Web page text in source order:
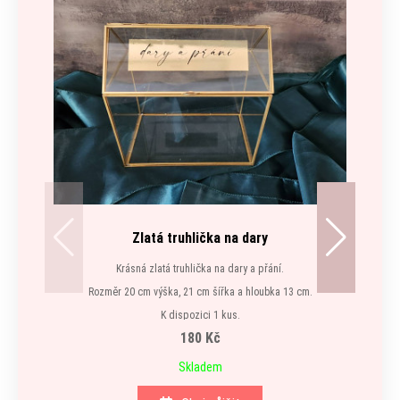
Zlatá truhlička na dary
Krásná zlatá truhlička na dary a přání.
Rozměr 20 cm výška, 21 cm šířka a hloubka 13 cm.
K dispozici 1 kus.
180 Kč
Skladem